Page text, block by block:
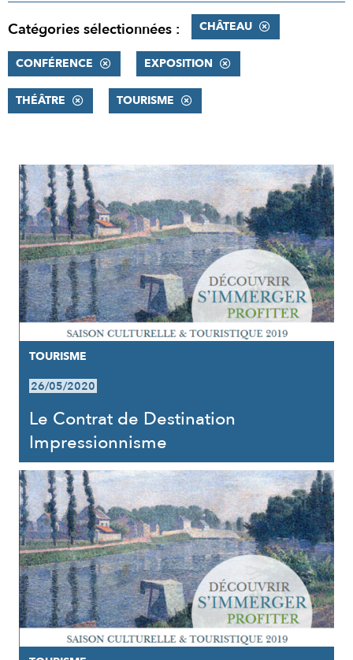
Catégories sélectionnées : CHÂTEAU
CONFÉRENCE EXPOSITION
THÉÂTRE TOURISME
RÉSULTATS
TOURISME
26/05/2020
Le Contrat de Destination
Impressionnisme